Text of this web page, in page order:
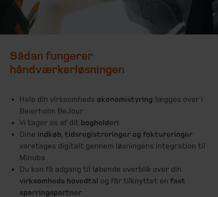
Sådan fungerer
håndværkerløsningen
Hele din virksomheds økonomistyring lægges over i
Beierholm BeJour
Vi tager os af dit bogholderi
Dine indkøb, tidsregistreringer og faktureringer
varetages digitalt gennem løsningens integration til
Minuba
Du kan få adgang til løbende overblik over din
virksomheds hovedtal og får tilknyttet en fast
sparringspartner